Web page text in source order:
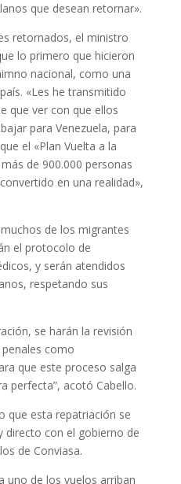
que desean retornar».
retornados, el ministro
lo primero que hicieron
nacional, como una
«Les he transmitido
que ver con que ellos
para Venezuela, para
el «Plan Vuelta a la
de 900.000 personas
en una realidad»,
de los migrantes
el protocolo de
y serán atendidos
respetando sus
se harán la revisión
como
que este proceso salga
perfecta”, acotó Cabello.
que esta repatriación se
directo con el gobierno de
de Conviasa.
uno de los vuelos arriban